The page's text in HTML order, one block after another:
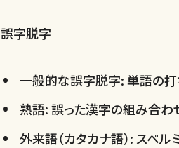
誤字脱字
一般的な誤字脱字: 単語の打
熟語: 誤った漢字の組み合わ
外来語（カタカナ語）: スペル